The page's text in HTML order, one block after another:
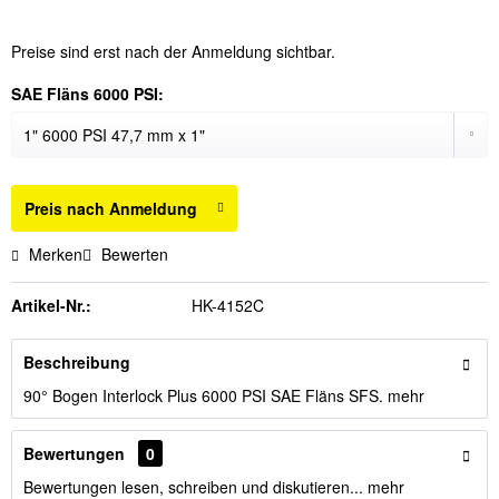
Preise sind erst nach der Anmeldung sichtbar.
SAE Fläns 6000 PSI:
Preis nach Anmeldung
Merken Bewerten
Artikel-Nr.: HK-4152C
Beschreibung
90° Bogen Interlock Plus 6000 PSI SAE Fläns SFS. mehr
Bewertungen
0
Bewertungen lesen, schreiben und diskutieren... mehr